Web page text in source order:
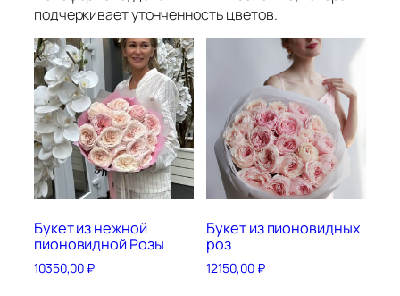
подчеркивает утонченность цветов.
Букет из нежной
пионовидной Розы
10350,00 ₽
Букет из пионовидных
роз
12150,00 ₽